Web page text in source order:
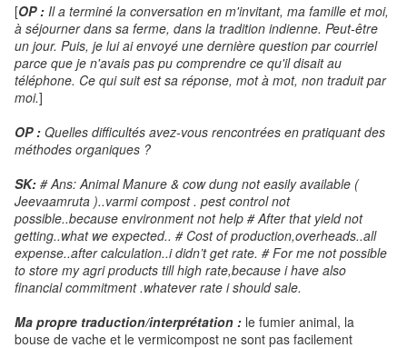
[OP : Il a terminé la conversation en m'invitant, ma famille et moi,
à séjourner dans sa ferme, dans la tradition indienne. Peut-être
un jour. Puis, je lui ai envoyé une dernière question par courriel
parce que je n'avais pas pu comprendre ce qu'il disait au
téléphone. Ce qui suit est sa réponse, mot à mot, non traduit par
moi.]
OP : Quelles difficultés avez-vous rencontrées en pratiquant des
méthodes organiques ?
SK: # Ans: Animal Manure & cow dung not easily available (
Jeevaamruta )..varmi compost . pest control not
possible..because environment not help # After that yield not
getting..what we expected.. # Cost of production,overheads..all
expense..after calculation..i didn’t get rate. # For me not possible
to store my agri products till high rate,because i have also
financial commitment .whatever rate i should sale.
Ma propre traduction/interprétation : le fumier animal, la
bouse de vache et le vermicompost ne sont pas facilement